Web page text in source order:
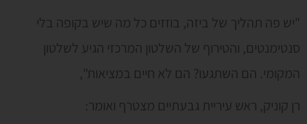
"יש פה תהליך של ביזה, בוזזים כל מה שיש בקופה בלי
סנטימנטים, והטירוף של השלטון המרכזי הגיע לשלטון
המקומי. הם השתגעו? הם לא חיים במציאות",
רן קוניק, ראש עיריית גבעתיים מצטרף ואומר: